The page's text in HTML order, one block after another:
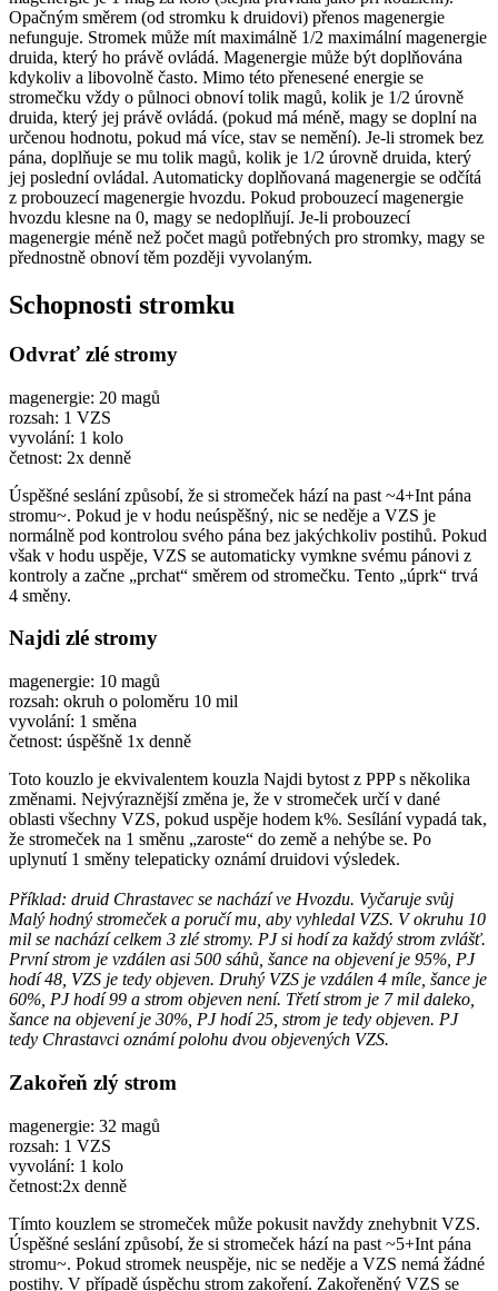
Opačným směrem (od stromku k druidovi) přenos magenergie
nefunguje. Stromek může mít maximálně 1/2 maximální magenergie
druida, který ho právě ovládá. Magenergie může být doplňována
kdykoliv a libovolně často. Mimo této přenesené energie se
stromečku vždy o půlnoci obnoví tolik magů, kolik je 1/2 úrovně
druida, který jej právě ovládá. (pokud má méně, magy se doplní na
určenou hodnotu, pokud má více, stav se nemění). Je-li stromek bez
pána, doplňuje se mu tolik magů, kolik je 1/2 úrovně druida, který
jej poslední ovládal. Automaticky doplňovaná magenergie se odčítá
z probouzecí magenergie hvozdu. Pokud probouzecí magenergie
hvozdu klesne na 0, magy se nedoplňují. Je-li probouzecí
magenergie méně než počet magů potřebných pro stromky, magy se
přednostně obnoví těm později vyvolaným.
Schopnosti stromku
Odvrať zlé stromy
magenergie: 20 magů
rozsah: 1 VZS
vyvolání: 1 kolo
četnost: 2x denně
Úspěšné seslání způsobí, že si stromeček hází na past ~4+Int pána
stromu~. Pokud je v hodu neúspěšný, nic se neděje a VZS je
normálně pod kontrolou svého pána bez jakýchkoliv postihů. Pokud
však v hodu uspěje, VZS se automaticky vymkne svému pánovi z
kontroly a začne „prchat“ směrem od stromečku. Tento „úprk“ trvá
4 směny.
Najdi zlé stromy
magenergie: 10 magů
rozsah: okruh o poloměru 10 mil
vyvolání: 1 směna
četnost: úspěšně 1x denně
Toto kouzlo je ekvivalentem kouzla Najdi bytost z PPP s několika
změnami. Nejvýraznější změna je, že v stromeček určí v dané
oblasti všechny VZS, pokud uspěje hodem k%. Sesílání vypadá tak,
že stromeček na 1 směnu „zaroste“ do země a nehýbe se. Po
uplynutí 1 směny telepaticky oznámí druidovi výsledek.
Příklad: druid Chrastavec se nachází ve Hvozdu. Vyčaruje svůj
Malý hodný stromeček a poručí mu, aby vyhledal VZS. V okruhu 10
mil se nachází celkem 3 zlé stromy. PJ si hodí za každý strom zvlášť.
První strom je vzdálen asi 500 sáhů, šance na objevení je 95%, PJ
hodí 48, VZS je tedy objeven. Druhý VZS je vzdálen 4 míle, šance je
60%, PJ hodí 99 a strom objeven není. Třetí strom je 7 mil daleko,
šance na objevení je 30%, PJ hodí 25, strom je tedy objeven. PJ
tedy Chrastavci oznámí polohu dvou objevených VZS.
Zakořeň zlý strom
magenergie: 32 magů
rozsah: 1 VZS
vyvolání: 1 kolo
četnost:2x denně
Tímto kouzlem se stromeček může pokusit navždy znehybnit VZS.
Úspěšné seslání způsobí, že si stromeček hází na past ~5+Int pána
stromu~. Pokud stromek neuspěje, nic se neděje a VZS nemá žádné
postihy. V případě úspěchu strom zakoření. Zakořeněný VZS se